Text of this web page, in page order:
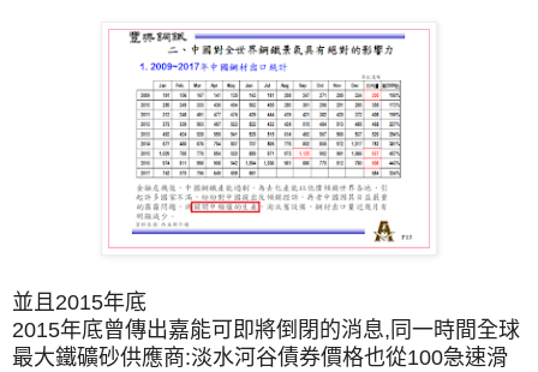
並且2015年底
2015年底曾傳出嘉能可即將倒閉的消息,同一時間全球
最大鐵礦砂供應商:淡水河谷債券價格也從100急速滑